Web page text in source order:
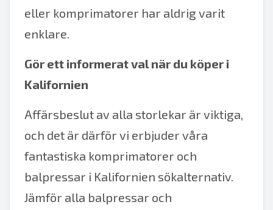
eller komprimatorer har aldrig varit
enklare.
Gör ett informerat val när du köper i
Kalifornien
Affärsbeslut av alla storlekar är viktiga,
och det är därför vi erbjuder våra
fantastiska komprimatorer och
balpressar i Kalifornien sökalternativ.
Jämför alla balpressar och